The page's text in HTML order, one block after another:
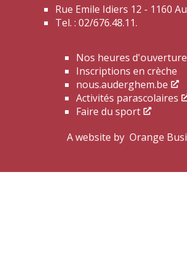
Rue Emile Idiers 12 - 1160
Tel. : 02/676.48.11.
Nos heures d'ouverture
Inscriptions en crèche
nous.auderghem.be
Activités parascolaires
Faire du sport
A website by Orange